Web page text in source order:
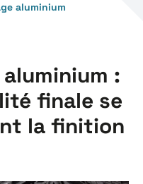
aluminium
:
finale se
la finition